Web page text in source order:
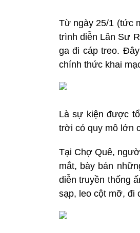
Từ ngày 25/1 (tức
trình diễn Lân Sư
ga đi cáp treo.
chính thức khai
Là sự kiện được
trời có quy mô lớn
Tại Chợ Quê,
mắt, bày bán
diễn truyền thống
sạp, leo cột mỡ, đi